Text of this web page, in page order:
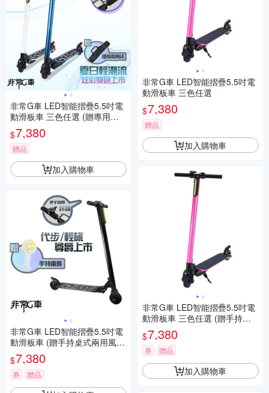
非常G車 LED智能摺疊5.5吋電
動滑板車 三色任選 (贈專用揹
袋)
$7,380
贈品
加入購物車
非常G車 LED智能摺疊5.5吋電
動滑板車 (贈手持桌式兩用風
扇)
$7,380
券 贈品
非常G車 LED智能摺疊5.5吋電
動滑板車 三色任選
$7,380
贈品
加入購物車
非常G車 LED智能摺疊5.5吋電
動滑板車 三色任選 (贈手持桌
式兩用風扇)
$7,380
券 贈品
加入購物車